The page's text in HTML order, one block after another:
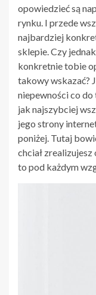
opowiedzieć są
rynku. I przede
najbardziej
sklepie. Czy
konkretnie tobie
takowy wskazać?
niepewności co
jak najszybciej
jego strony
poniżej. Tutaj
chciał zrealizujesz
to pod każdym